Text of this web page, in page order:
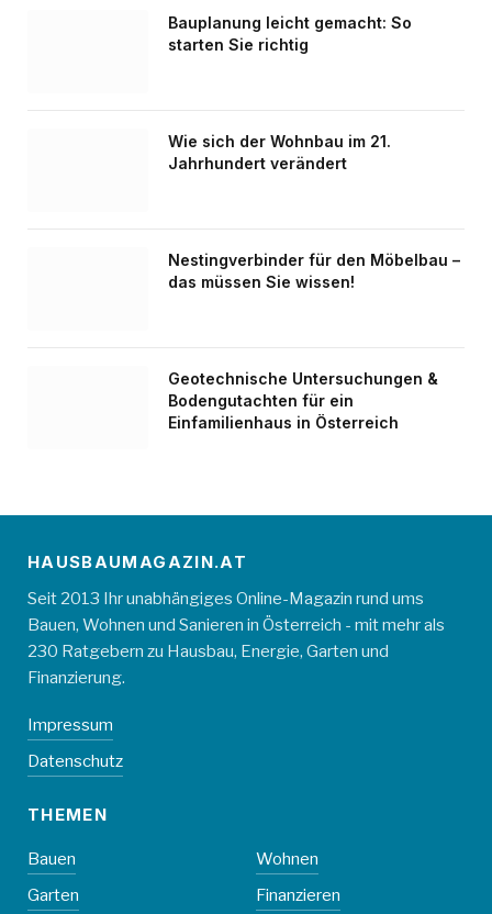
Bauplanung leicht gemacht: So
starten Sie richtig
Wie sich der Wohnbau im 21.
Jahrhundert verändert
Nestingverbinder für den Möbelbau –
das müssen Sie wissen!
Geotechnische Untersuchungen &
Bodengutachten für ein
Einfamilienhaus in Österreich
HAUSBAUMAGAZIN.AT
Seit 2013 Ihr unabhängiges Online-Magazin rund ums
Bauen, Wohnen und Sanieren in Österreich - mit mehr als
230 Ratgebern zu Hausbau, Energie, Garten und
Finanzierung.
Impressum
Datenschutz
THEMEN
Bauen
Wohnen
Garten
Finanzieren